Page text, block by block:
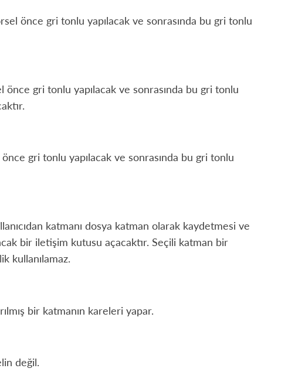
önce gri tonlu yapılacak ve sonrasında bu gri tonlu
gri tonlu yapılacak ve sonrasında bu gri tonlu
gri tonlu yapılacak ve sonrasında bu gri tonlu
katmanı dosya katman olarak kaydetmesi ve
bir iletişim kutusu açacaktır. Seçili katman bir
kullanılamaz.
bir katmanın kareleri yapar.
değil.